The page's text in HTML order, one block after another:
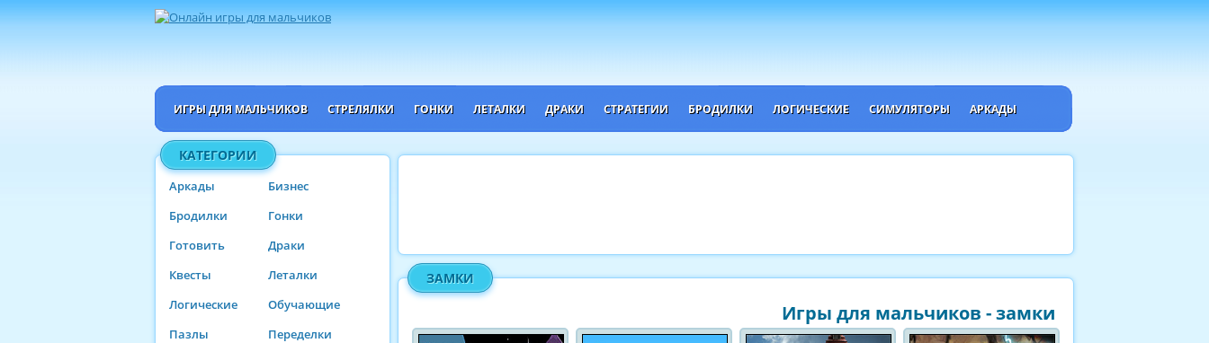
ИГРЫ ДЛЯ МАЛЬЧИКОВ СТРЕЛЯЛКИ ГОНКИ ЛЕТАЛКИ ДРАКИ СТРАТЕГИИ БРОДИЛКИ ЛОГИЧЕСКИЕ СИМУЛЯТОРЫ АРКАДЫ
КАТЕГОРИИ
Аркады
Бизнес
Бродилки
Гонки
Готовить
Драки
Квесты
Леталки
Логические
Обучающие
Пазлы
Переделки
Игры для мальчиков - замки
ЗАМКИ